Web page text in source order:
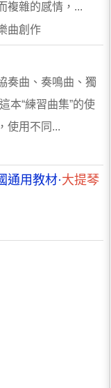
複雜的感情，...
曲創作
奏曲、奏鳴曲、獨
本“練習曲集”的使
使用不同...
通用教材·大提琴